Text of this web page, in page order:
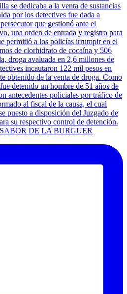
DE LA BURGUER